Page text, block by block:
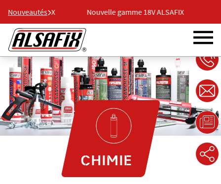
Nouveautés
18V ALSAFIX Nouvelle gamme 18V ALSAFIX
CHIMIE